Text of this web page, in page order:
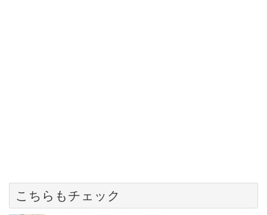
こちらもチェック